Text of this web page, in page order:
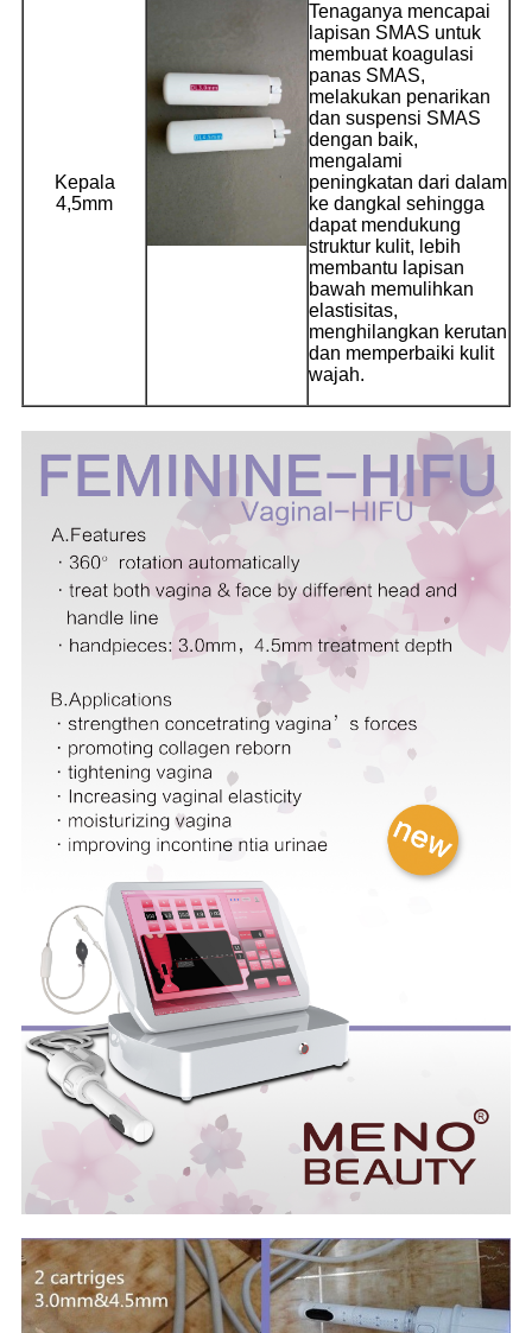
Kepala
4,5mm
Tenaganya mencapai
lapisan SMAS untuk
membuat koagulasi
panas SMAS,
melakukan penarikan
dan suspensi SMAS
dengan baik,
mengalami
peningkatan dari dalam
ke dangkal sehingga
dapat mendukung
struktur kulit, lebih
membantu lapisan
bawah memulihkan
elastisitas,
menghilangkan kerutan
dan memperbaiki kulit
wajah.